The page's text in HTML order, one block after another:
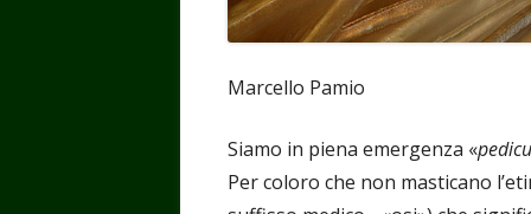
Marcello Pamio
Siamo in piena emergenza «
Per coloro che non masticano